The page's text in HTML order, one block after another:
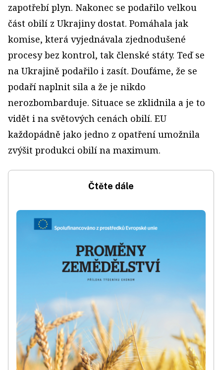
zapotřebí plyn. Nakonec se podařilo velkou
část obilí z Ukrajiny dostat. Pomáhala jak
komise, která vyjednávala zjednodušené
procesy bez kontrol, tak členské státy. Teď se
na Ukrajině podařilo i zasít. Doufáme, že se
podaří naplnit sila a že je nikdo
nerozbombarduje. Situace se zklidnila a je to
vidět i na světových cenách obilí. EU
každopádně jako jedno z opatření umožnila
zvýšit produkci obilí na maximum.
Čtěte dále